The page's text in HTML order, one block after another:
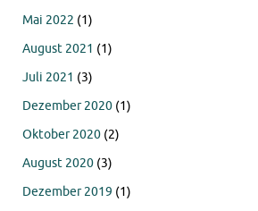
Mai 2022 (1)
August 2021 (1)
Juli 2021 (3)
Dezember 2020 (1)
Oktober 2020 (2)
August 2020 (3)
Dezember 2019 (1)